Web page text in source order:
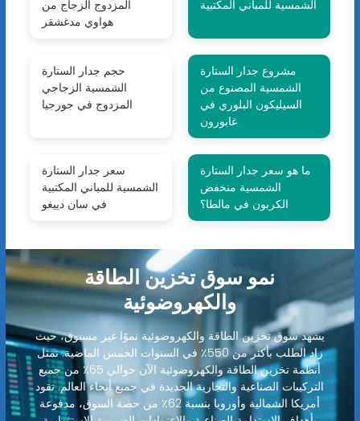
المزدوج الزجاج من
هواوي مدغشقر
الشمسية للمباني المكتبية
حجم جدار الستارة
الشمسية الزجاجي
المزدوج في جورجيا
مشروع جدار الستارة
الشمسية المصنوع من
السيليكون البلوري في
غابورون
سعر جدار الستارة
الشمسية للمباني المكتبية
في سان دييغو
ما هو سعر جدار الستارة
الشمسية منخفض
الكربون في مالطا؟
نمو سوق تخزين الطاقة
والكهروضوئية
يشهد سوق تخزين الطاقة والكهروضوئية نموًا غير مسبوق، حيث
زاد الطلب بأكثر من 550٪ في السنوات الخمس الماضية. تمثل
أنظمة تخزين الطاقة والكهروضوئية الآن حوالي 65٪ من جميع
التركيبات الصناعية والتجارية الجديدة في جميع أنحاء العالم. تقود
أمريكا الشمالية وأوروبا بنسبة 62٪ من حصة السوق، مدفوعة